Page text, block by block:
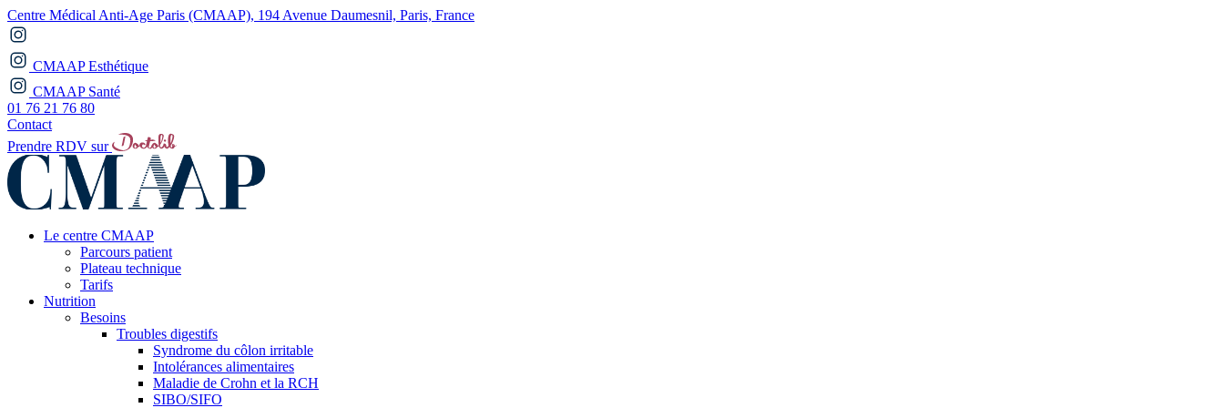
Centre Médical Anti-Age Paris (CMAAP), 194 Avenue Daumesnil, Paris, France
CMAAP Esthétique
CMAAP Santé
01 76 21 76 80
Contact
Prendre RDV sur
Le centre CMAAP
Parcours patient
Plateau technique
Tarifs
Nutrition
Besoins
Troubles digestifs
Syndrome du côlon irritable
Intolérances alimentaires
Maladie de Crohn et la RCH
SIBO/SIFO